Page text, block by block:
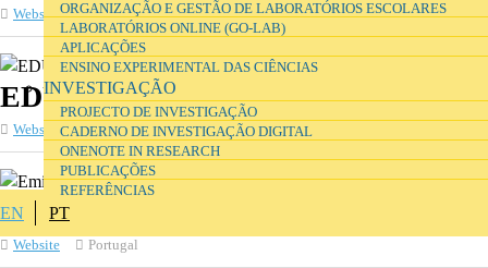
ORGANIZAÇÃO E GESTÃO DE LABORATÓRIOS ESCOLARES
LABORATÓRIOS ONLINE (GO-LAB)
APLICAÇÕES
ENSINO EXPERIMENTAL DAS CIÊNCIAS
INVESTIGAÇÃO
PROJECTO DE INVESTIGAÇÃO
CADERNO DE INVESTIGAÇÃO DIGITAL
ONENOTE IN RESEARCH
PUBLICAÇÕES
REFERÊNCIAS
EN PT
Website Reino Unido
EDU-LAB
Website Reino Unido
Emilio de Azevedo Campos, SA
Website Portugal